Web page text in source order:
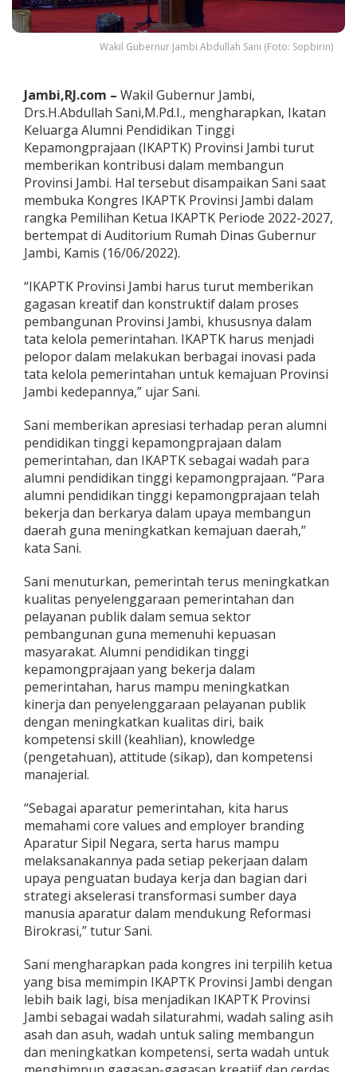
t
B
e
r
n
t
r
b
u
s
i
B
a
n
g
n
J
a
m
b
i
Wakil Gubernur Jambi Abdullah Sani (Foto: Sopbirin)
Jambi,RJ.com – Wakil Gubernur Jambi,
Drs.H.Abdullah Sani,M.Pd.I., mengharapkan, Ikatan
Keluarga Alumni Pendidikan Tinggi
Kepamongprajaan (IKAPTK) Provinsi Jambi turut
memberikan kontribusi dalam membangun
Provinsi Jambi. Hal tersebut disampaikan Sani saat
membuka Kongres IKAPTK Provinsi Jambi dalam
rangka Pemilihan Ketua IKAPTK Periode 2022-2027,
bertempat di Auditorium Rumah Dinas Gubernur
Jambi, Kamis (16/06/2022).
“IKAPTK Provinsi Jambi harus turut memberikan
gagasan kreatif dan konstruktif dalam proses
pembangunan Provinsi Jambi, khususnya dalam
tata kelola pemerintahan. IKAPTK harus menjadi
pelopor dalam melakukan berbagai inovasi pada
tata kelola pemerintahan untuk kemajuan Provinsi
Jambi kedepannya,” ujar Sani.
Sani memberikan apresiasi terhadap peran alumni
pendidikan tinggi kepamongprajaan dalam
pemerintahan, dan IKAPTK sebagai wadah para
alumni pendidikan tinggi kepamongprajaan. “Para
alumni pendidikan tinggi kepamongprajaan telah
bekerja dan berkarya dalam upaya membangun
daerah guna meningkatkan kemajuan daerah,”
kata Sani.
Sani menuturkan, pemerintah terus meningkatkan
kualitas penyelenggaraan pemerintahan dan
pelayanan publik dalam semua sektor
pembangunan guna memenuhi kepuasan
masyarakat. Alumni pendidikan tinggi
kepamongprajaan yang bekerja dalam
pemerintahan, harus mampu meningkatkan
kinerja dan penyelenggaraan pelayanan publik
dengan meningkatkan kualitas diri, baik
kompetensi skill (keahlian), knowledge
(pengetahuan), attitude (sikap), dan kompetensi
manajerial.
“Sebagai aparatur pemerintahan, kita harus
memahami core values and employer branding
Aparatur Sipil Negara, serta harus mampu
melaksanakannya pada setiap pekerjaan dalam
upaya penguatan budaya kerja dan bagian dari
strategi akselerasi transformasi sumber daya
manusia aparatur dalam mendukung Reformasi
Birokrasi,” tutur Sani.
Sani mengharapkan pada kongres ini terpilih ketua
yang bisa memimpin IKAPTK Provinsi Jambi dengan
lebih baik lagi, bisa menjadikan IKAPTK Provinsi
Jambi sebagai wadah silaturahmi, wadah saling asih
asah dan asuh, wadah untuk saling membangun
dan meningkatkan kompetensi, serta wadah untuk